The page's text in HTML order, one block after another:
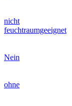
nicht
feuchtraumgeeignet
Nein
ohne